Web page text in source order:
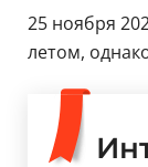
25 ноября
летом,